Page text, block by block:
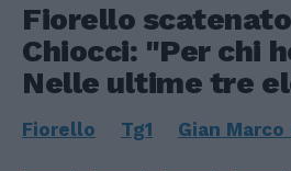
Fiorello
Chiocci: "Per chi
Nelle ultime tre
Fiorello Tg1 Gian Marco